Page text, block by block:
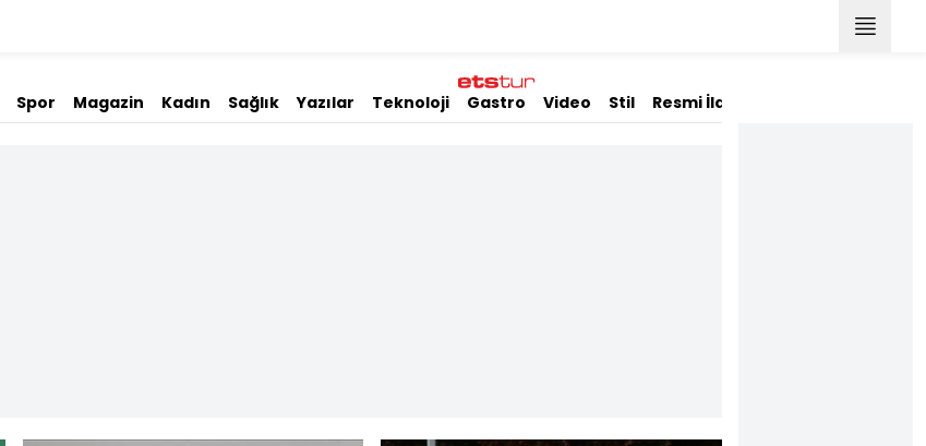
Spor Magazin Kadın Sağlık Yazılar Teknoloji Gastro Video Stil Resmi İlanlar